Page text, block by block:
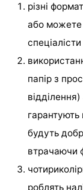
різні
або можете
папір з
гарантують
будуть
втрачаючи
роблять